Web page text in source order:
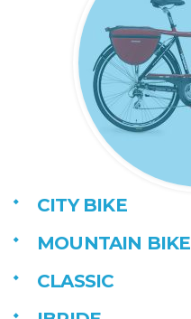
CITY BIKE
MOUNTAIN BIKE
CLASSIC